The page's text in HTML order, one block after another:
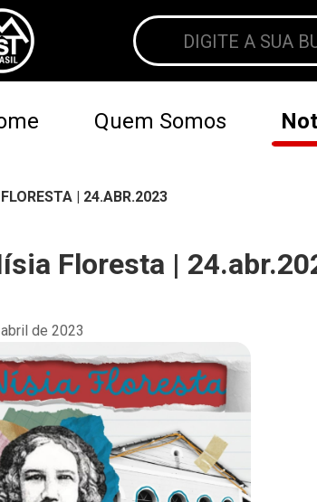
Quem Somos
| 24.ABR.2023
Floresta |
de 2023